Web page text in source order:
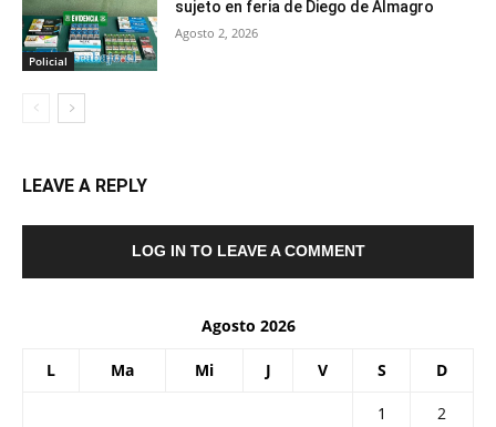
Policial
sujeto en feria de Diego de Almagro
Agosto 2, 2026
LEAVE A REPLY
LOG IN TO LEAVE A COMMENT
Agosto 2026
L Ma Mi J V S D
1
2